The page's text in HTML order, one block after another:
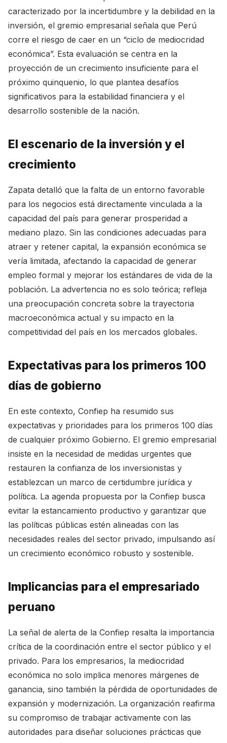
caracterizado por la incertidumbre y la debilidad en la
inversión, el gremio empresarial señala que Perú
corre el riesgo de caer en un “ciclo de mediocridad
económica”. Esta evaluación se centra en la
proyección de un crecimiento insuficiente para el
próximo quinquenio, lo que plantea desafíos
significativos para la estabilidad financiera y el
desarrollo sostenible de la nación.
El escenario de la inversión y el
crecimiento
Zapata detalló que la falta de un entorno favorable
para los negocios está directamente vinculada a la
capacidad del país para generar prosperidad a
mediano plazo. Sin las condiciones adecuadas para
atraer y retener capital, la expansión económica se
vería limitada, afectando la capacidad de generar
empleo formal y mejorar los estándares de vida de la
población. La advertencia no es solo teórica; refleja
una preocupación concreta sobre la trayectoria
macroeconómica actual y su impacto en la
competitividad del país en los mercados globales.
Expectativas para los primeros 100
días de gobierno
En este contexto, Confiep ha resumido sus
expectativas y prioridades para los primeros 100 días
de cualquier próximo Gobierno. El gremio empresarial
insiste en la necesidad de medidas urgentes que
restauren la confianza de los inversionistas y
establezcan un marco de certidumbre jurídica y
política. La agenda propuesta por la Confiep busca
evitar la estancamiento productivo y garantizar que
las políticas públicas estén alineadas con las
necesidades reales del sector privado, impulsando así
un crecimiento económico robusto y sostenible.
Implicancias para el empresariado
peruano
La señal de alerta de la Confiep resalta la importancia
crítica de la coordinación entre el sector público y el
privado. Para los empresarios, la mediocridad
económica no solo implica menores márgenes de
ganancia, sino también la pérdida de oportunidades de
expansión y modernización. La organización reafirma
su compromiso de trabajar activamente con las
autoridades para diseñar soluciones prácticas que